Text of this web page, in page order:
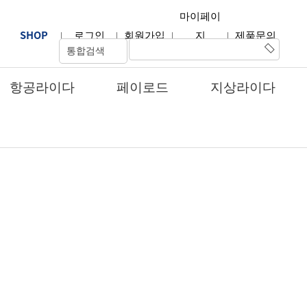
SHOP | 로그인 | 회원가입 |
마이페이
지
| 제품문의
항공라이다 페이로드 지상라이다
영인모빌리티에서 만나보세요